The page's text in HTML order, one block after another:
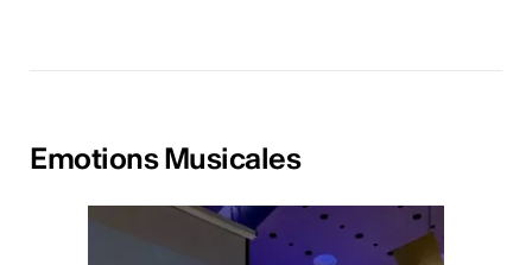
Emotions Musicales